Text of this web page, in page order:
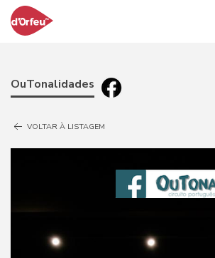
OuTonalidades
VOLTAR À LISTAGEM